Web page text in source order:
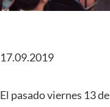
17.09.2019
El pasado viernes 13